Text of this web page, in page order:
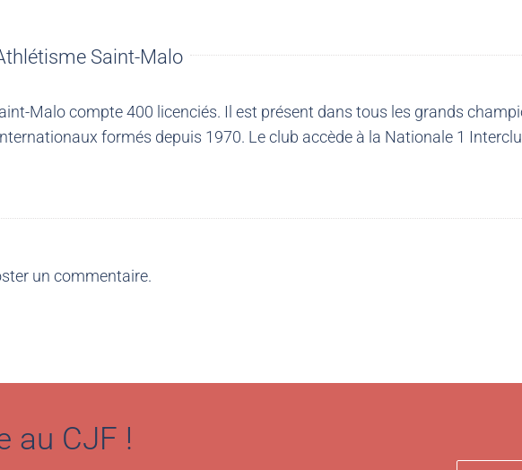
Saint-Malo
Malo compte 400 licenciés. Il est présent dans tous les grands
formés depuis 1970. Le club accède à la Nationale 1
un commentaire.
au CJF !